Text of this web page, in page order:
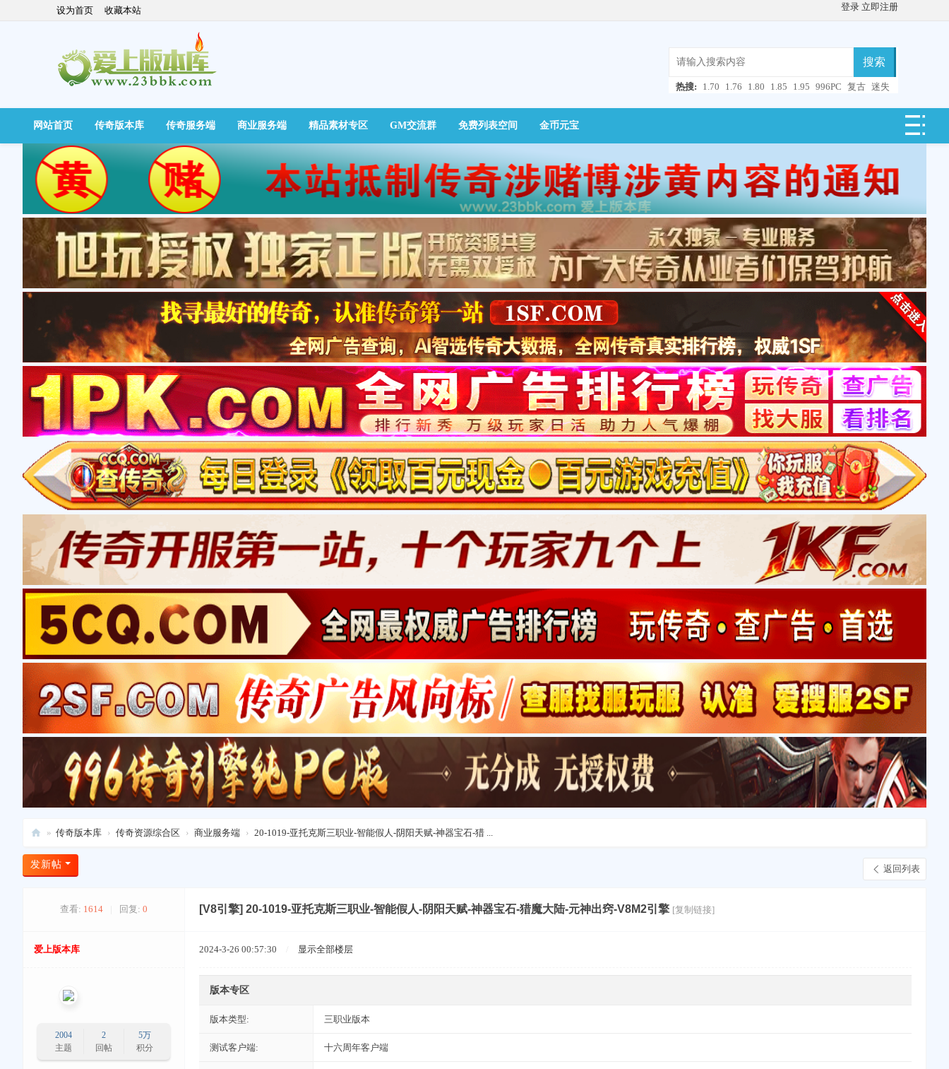
设为首页 收藏本站 登录 立即注册
搜索
热搜: 1.70 1.76 1.80 1.85 1.95 996PC 复古 迷失
快捷导航
网站首页 传奇版本库 传奇服务端 商业服务端 精品素材专区 GM交流群 免费列表空间 金币元宝
爱
上
» 传奇版本库 › 传奇资源综合区 › 商业服务端 › 20-1019-亚托克斯三职业-智能假人-阴阳天赋-神器宝石-猎 ...
返回列表
发新帖
查看: 1614 回复: 0 [V8引擎] 20-1019-亚托克斯三职业-智能假人-阴阳天赋-神器宝石-猎魔大陆-元神出窍-V8M2引擎 [复制链接]
爱上版本库
2004
主题
2
回帖
5万
积分
2024-3-26 00:57:30 显示全部楼层
版本专区
版本类型: 三职业版本
测试客户端: 十六周年客户端